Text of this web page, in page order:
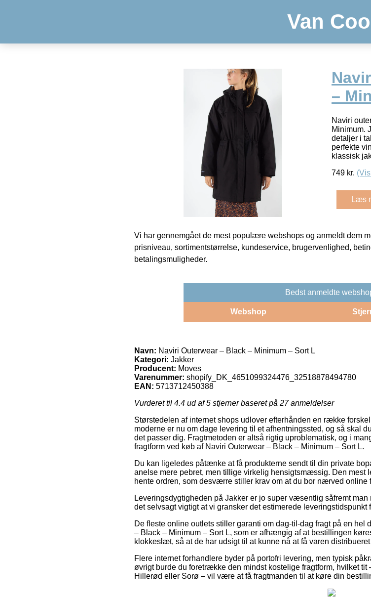
Van
–
Naviri
Minimum.
detaljer i
perfekte
klassisk
749 kr.
Læs
Vi har gennemgået de mest populære webshops og anmeldt dem
prisniveau, sortimentstørrelse, kundeservice, brugervenlighed,
betalingsmuligheder.
Bedst anmeldte
Webshop
Navn: Naviri Outerwear – Black – Minimum – Sort L
Kategori: Jakker
Producent: Moves
Varenummer: shopify_DK_4651099324476_32518878494780
EAN: 5713712450388
Vurderet til 4.4 ud af 5 stjerner baseret på 27anmeldelser
Størstedelen af internet shops udlover efterhånden en række
moderne er nu om dage levering til et afhentningssted, og så skal
det passer dig. Fragtmetoden er altså rigtig uproblematisk, og i
fragtform ved køb af Naviri Outerwear – Black – Minimum – Sort L.
Du kan ligeledes påtænke at få produkterne sendt til din private
anelse mere pebret, men tillige virkelig hensigtsmæssig. Den mest
hente ordren, som desværre stiller krav om at du bor nærved online
Leveringsdygtigheden på Jakker er jo super væsentlig såfremt
det selvsagt vigtigt at vi gransker det estimerede leveringstidspunkt
De fleste online outlets stiller garanti om dag-til-dag fragt på en hel
– Black – Minimum – Sort L, som er afhængig af at bestillingen
klokkeslæt, så at de har udsigt til at kunne nå at få varen
Flere internet forhandlere byder på portofri levering, men typisk
øvrigt burde du foretrække den mindst kostelige fragtform, hvilket
Hillerød eller Sorø – vil være at få fragtmanden til at køre din